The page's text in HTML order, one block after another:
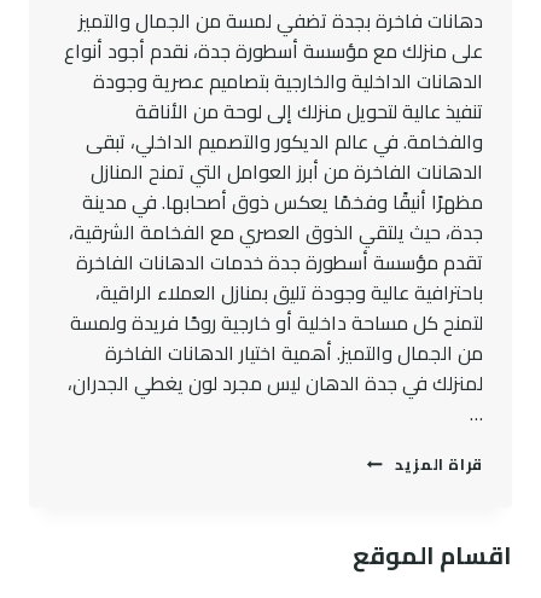
دهانات فاخرة بجدة تضفي لمسة من الجمال والتميز
على منزلك مع مؤسسة أسطورة جدة، نقدم أجود أنواع
الدهانات الداخلية والخارجية بتصاميم عصرية وجودة
تنفيذ عالية لتحويل منزلك إلى لوحة من الأناقة
والفخامة. في عالم الديكور والتصميم الداخلي، تبقى
الدهانات الفاخرة من أبرز العوامل التي تمنح المنازل
مظهرًا أنيقًا وفخمًا يعكس ذوق أصحابها. في مدينة
جدة، حيث يلتقي الذوق العصري مع الفخامة الشرقية،
تقدم مؤسسة أسطورة جدة خدمات الدهانات الفاخرة
باحترافية عالية وجودة تليق بمنازل العملاء الراقية،
لتمنح كل مساحة داخلية أو خارجية روحًا فريدة ولمسة
من الجمال والتميز. أهمية اختيار الدهانات الفاخرة
لمنزلك في جدة الدهان ليس مجرد لون يغطي الجدران،
…
قراة المزيد دهانات
لمسة
من
اقسام الموقع